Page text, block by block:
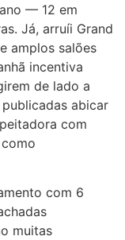
— 12 em
Já, arruíi Grand
amplos salões
incentiva
de lado a
abicar
com
com 6
muitas